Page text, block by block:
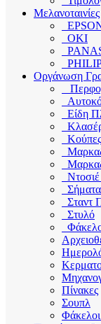
Μελανοταινίες
OKI
Οργάνωση
Είδη
Σταντ
Στυλό
Πίνακες
Σουπλ